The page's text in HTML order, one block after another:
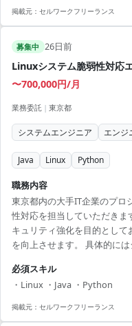
トで安定した稼働が期待でき
掲載元： セルワークフリーランス
募集中 26日前
Linuxシステム脆弱性対応
〜700,000円/月
業務委託 | 東京都
システムエンジニア エンジ
Java Linux Python
職務内容
東京都内の大手IT企業のプロ
性対応を担当していただき
キュリティ強化を目的とし
を向上させます。 具体的に
用いた簡単なスクリプト作成
語に知見がある方は大歓迎で
グが設けられており、安定し
必須スキル
・Linux ・Java ・Python
掲載元： セルワークフリーランス